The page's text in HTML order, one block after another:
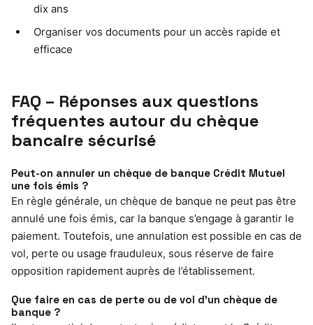
dix ans
Organiser vos documents pour un accès rapide et
efficace
FAQ – Réponses aux questions
fréquentes autour du chèque
bancaire sécurisé
Peut-on annuler un chèque de banque Crédit Mutuel
une fois émis ?
En règle générale, un chèque de banque ne peut pas être
annulé une fois émis, car la banque s’engage à garantir le
paiement. Toutefois, une annulation est possible en cas de
vol, perte ou usage frauduleux, sous réserve de faire
opposition rapidement auprès de l’établissement.
Que faire en cas de perte ou de vol d’un chèque de
banque ?